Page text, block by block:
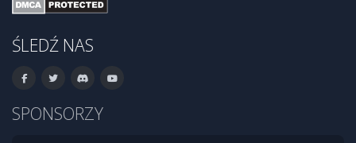
ŚLEDŹ NAS
SPONSORZY